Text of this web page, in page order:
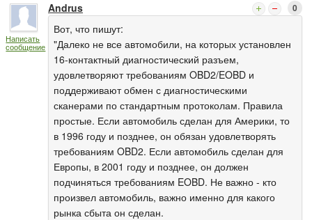
Написать
сообщение
Andrus 0
Вот, что пишут:
"Далеко не все автомобили, на которых установлен
16-контактный диагностический разъем,
удовлетворяют требованиям OBD2/EOBD и
поддерживают обмен с диагностическими
сканерами по стандартным протоколам. Правила
простые. Если автомобиль сделан для Америки, то
в 1996 году и позднее, он обязан удовлетворять
требованиям OBD2. Если автомобиль сделан для
Европы, в 2001 году и позднее, он должен
подчиняться требованиям EOBD. Не важно - кто
произвел автомобиль, важно именно для какого
рынка сбыта он сделан.